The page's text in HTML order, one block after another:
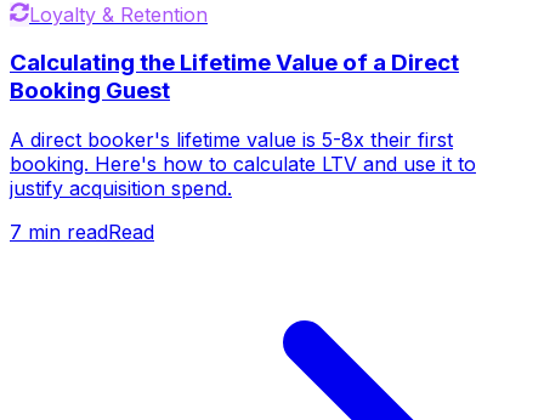
Loyalty & Retention
Calculating the Lifetime Value of a Direct
Booking Guest
A direct booker's lifetime value is 5-8x their first
booking. Here's how to calculate LTV and use it to
justify acquisition spend.
7 min readRead